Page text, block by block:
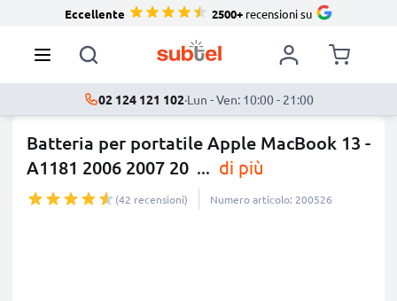
Eccellente 2500+recensioni su
02 124 121 102·Lun - Ven: 10:00 - 21:00
Batteria per portatile Apple MacBook 13 -
A1181 2006 2007 20 ... di più
(42 recensioni) Numero articolo: 200526